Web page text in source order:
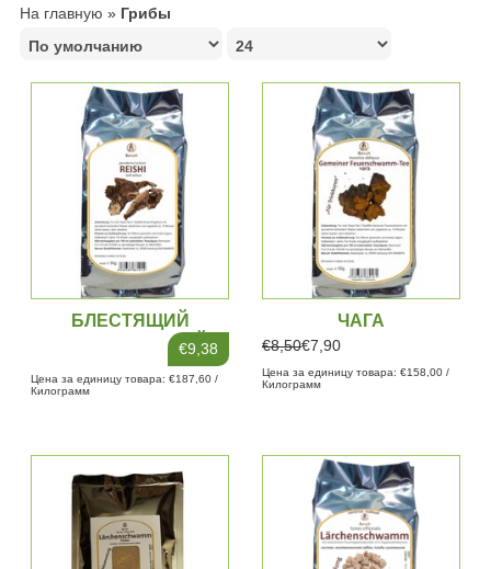
На главную » Грибы
БЛЕСТЯЩИЙ
ЛАКИРОВАННЫЙ
ПОЛИПОР
€9,38
Цена за единицу товара: €187,60 /
Килограмм
ЧАГА
€8,50€7,90
Цена за единицу товара: €158,00 /
Килограмм